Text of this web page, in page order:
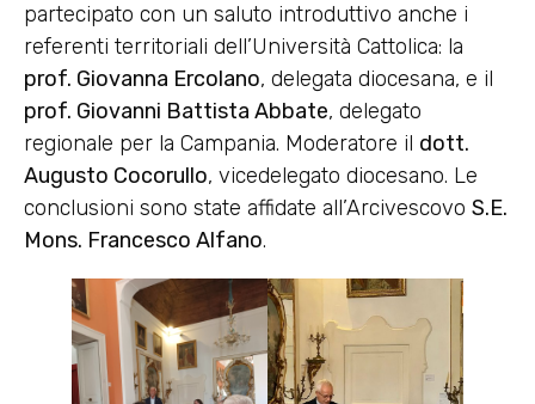
partecipato con un saluto introduttivo anche i
referenti territoriali dell’Università Cattolica: la
prof. Giovanna Ercolano, delegata diocesana, e il
prof. Giovanni Battista Abbate, delegato
regionale per la Campania. Moderatore il dott.
Augusto Cocorullo, vicedelegato diocesano. Le
conclusioni sono state affidate all’Arcivescovo S.E.
Mons. Francesco Alfano.